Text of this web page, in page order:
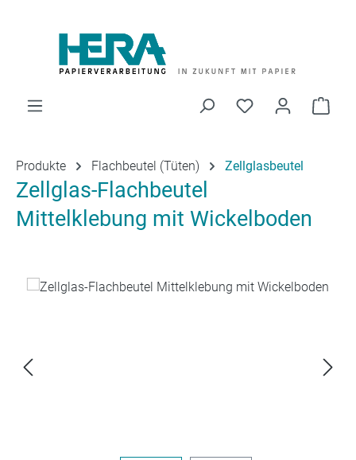
Du hast 0
Produkte Flachbeutel (Tüten) Zellglasbeutel
Zellglas-Flachbeutel
Mittelklebung mit Wickelboden
Bildergalerie überspringen